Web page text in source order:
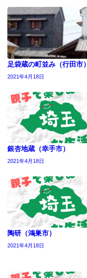
足袋蔵の町並み（行田市）
2021年4月18日
銀杏地蔵（幸手市）
2021年4月18日
陶研（鴻巣市）
2021年4月18日